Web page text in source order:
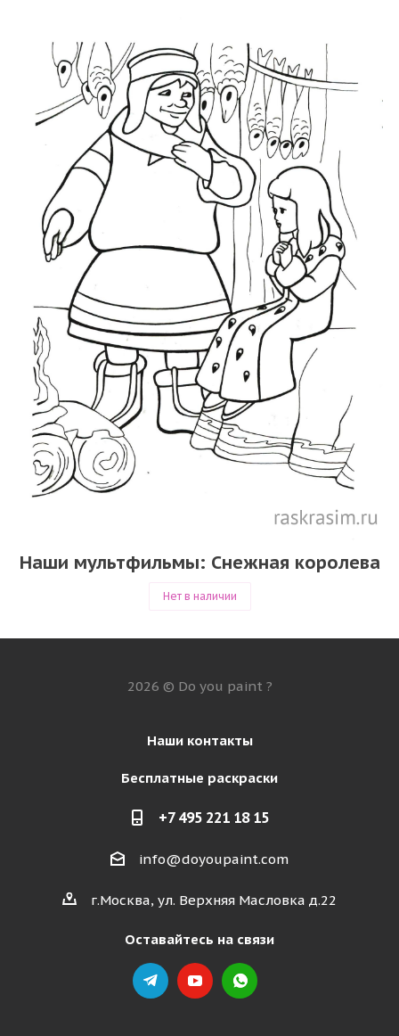
Наши мультфильмы: Снежная королева
Нет в наличии
2026 © Do you paint ?
Наши контакты
Бесплатные раскраски
+7 495 221 18 15
info@doyoupaint.com
г.Москва, ул. Верхняя Масловка д.22
Оставайтесь на связи